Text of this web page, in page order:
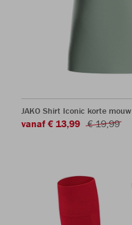
JAKO Shirt Iconic korte mouw
vanaf € 13,99 € 19,99